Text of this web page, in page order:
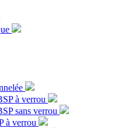
à verrou
sans verrou
à verrou